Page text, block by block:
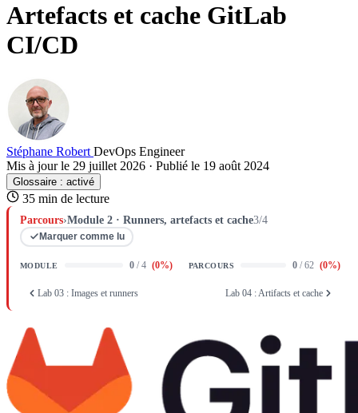
Artefacts et cache GitLab
CI/CD
Stéphane Robert DevOps Engineer
Mis à jour le 29 juillet 2026 · Publié le 19 août 2024
Glossaire : activé
35 min de lecture
Parcours›Module 2 · Runners, artefacts et cache3/4
Marquer comme lu
MODULE 0 / 4 (0%) PARCOURS 0 / 62 (0%)
Lab 03 : Images et runners Lab 04 : Artifacts et cache